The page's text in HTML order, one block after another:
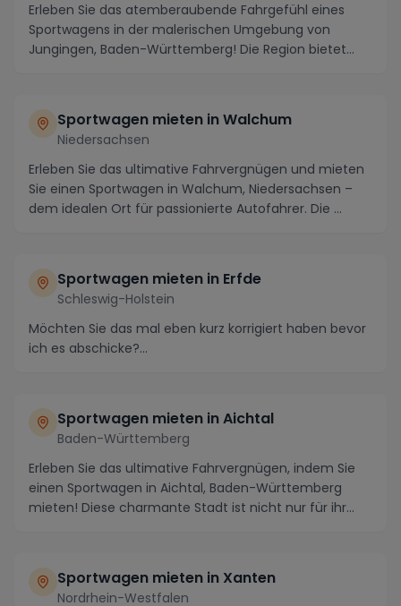
Erleben Sie das atemberaubende Fahrgefühl eines
Sportwagens in der malerischen Umgebung von
Jungingen, Baden-Württemberg! Die Region bietet
Sportwagen mieten in Walchum
Niedersachsen
Erleben Sie das ultimative Fahrvergnügen und mieten
Sie einen Sportwagen in Walchum, Niedersachsen –
dem idealen Ort für passionierte Autofahrer. Die ...
Sportwagen mieten in Erfde
Schleswig-Holstein
Möchten Sie das mal eben kurz korrigiert haben bevor
ich es abschicke?...
Sportwagen mieten in Aichtal
Baden-Württemberg
Erleben Sie das ultimative Fahrvergnügen, indem Sie
einen Sportwagen in Aichtal, Baden-Württemberg
mieten! Diese charmante Stadt ist nicht nur für ihr...
Sportwagen mieten in Xanten
Nordrhein-Westfalen